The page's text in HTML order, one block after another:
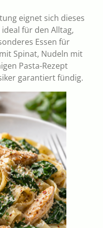
eignet sich dieses
für den Alltag,
Essen für
Spinat, Nudeln mit
Pasta-Rezept
garantiert fündig.